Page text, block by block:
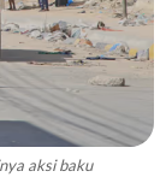
aksi baku